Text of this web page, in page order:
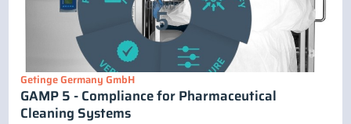
Getinge Germany GmbH
GAMP 5 - Compliance for Pharmaceutical
Cleaning Systems